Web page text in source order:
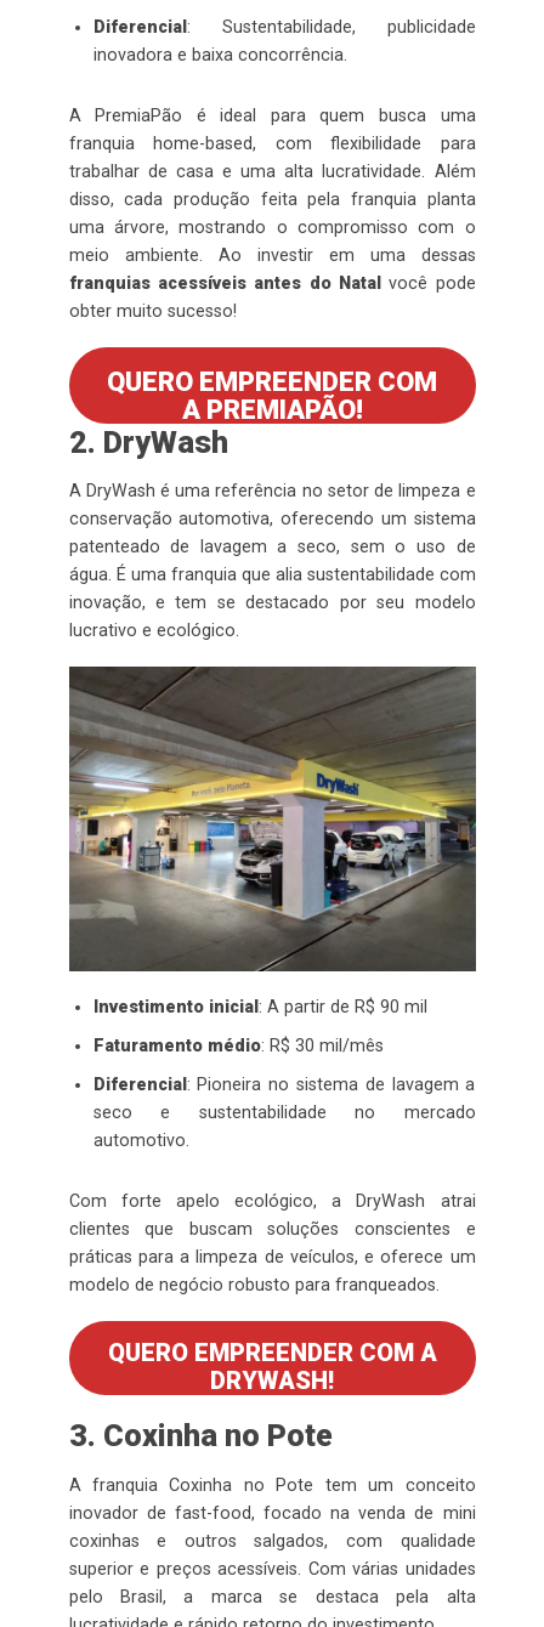
Diferencial : Sustentabilidade, publicidade
inovadora e baixa concorrência.
A PremiaPão é ideal para quem busca uma
franquia home-based, com flexibilidade para
trabalhar de casa e uma alta lucratividade. Além
disso, cada produção feita pela franquia planta
uma árvore, mostrando o compromisso com o
meio ambiente. Ao investir em uma dessas
franquias acessíveis antes do Natal
você pode
obter muito sucesso!
QUERO EMPREENDER COM
A PREMIAPÃO!
2. DryWash
A DryWash é uma referência no setor de limpeza e
conservação automotiva, oferecendo um sistema
patenteado de lavagem a seco, sem o uso de
água. É uma franquia que alia sustentabilidade com
inovação, e tem se destacado por seu modelo
lucrativo e ecológico.
Investimento inicial : A partir de R$ 90 mil
Faturamento médio: R$ 30 mil/mês
Diferencial : Pioneira no sistema de lavagem a
seco e sustentabilidade no mercado
automotivo.
Com forte apelo ecológico, a DryWash atrai
clientes que buscam soluções conscientes e
práticas para a limpeza de veículos, e oferece um
modelo de negócio robusto para franqueados.
QUERO EMPREENDER COM A
DRYWASH!
3. Coxinha no Pote
A franquia Coxinha no Pote tem um conceito
inovador de fast-food, focado na venda de mini
coxinhas e outros salgados, com qualidade
superior e preços acessíveis. Com várias unidades
pelo Brasil, a marca se destaca pela alta